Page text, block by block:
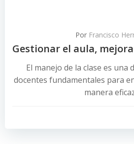
Por Francisco
Gestionar el aula,
El manejo de la clase es una
docentes fundamentales para
manera